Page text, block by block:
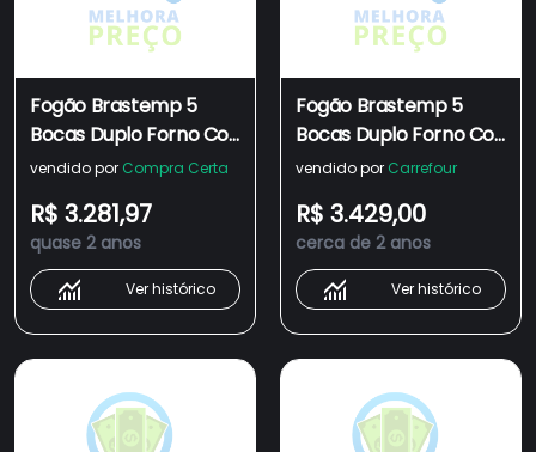
Fogão Brastemp 5
Bocas Duplo Forno Cor
Inox Com Botões
Aro Protetor -
BFD5NCR
vendido por Compra Certa
R$ 3.281,97
quase 2 anos
Ver histórico
Fogão Brastemp 5
Bocas Duplo Forno Cor
Inox Com Botões
Aro Protetor -
BFD5NCR 110V
vendido por Carrefour
R$ 3.429,00
cerca de 2 anos
Ver histórico